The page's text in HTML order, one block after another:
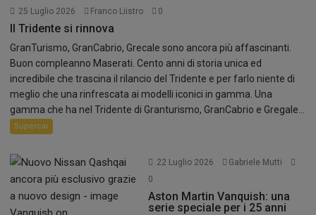
25 Luglio 2026 Franco Liistro 0
Il Tridente si rinnova
GranTurismo, GranCabrio, Grecale sono ancora più affascinanti.
Buon compleanno Maserati. Cento anni di storia unica ed
incredibile che trascina il rilancio del Tridente e per farlo niente di
meglio che una rinfrescata ai modelli iconici in gamma. Una
gamma che ha nel Tridente di Granturismo, GranCabrio e Gregale...
Supercar
22 Luglio 2026
Gabriele Mutti
0
Aston Martin Vanquish: una
serie speciale per i 25 anni